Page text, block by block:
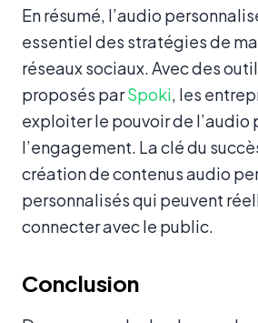
En résumé, l’audio
essentiel des stratégies de
réseaux sociaux. Avec des
proposés parSpoki, les
exploiter le pouvoir de l’audio
l’engagement. La clé du
création de contenus audio
personnalisés qui peuvent
connecter avec le public.
Conclusion